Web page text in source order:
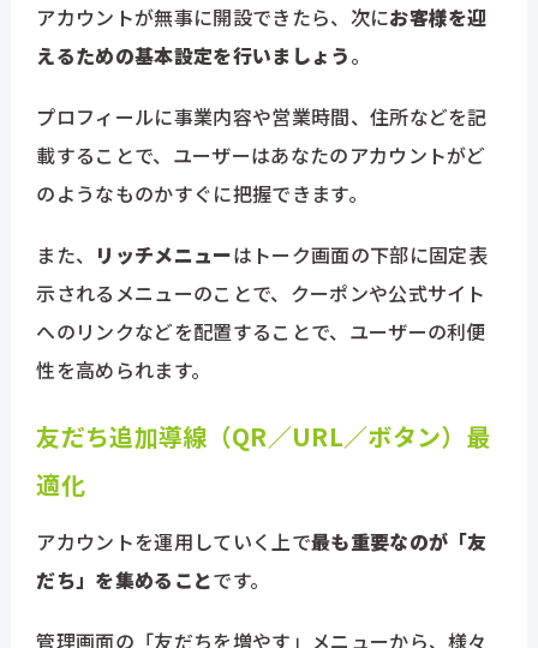
機能
導入事例
お役立ち資料
アカウントが無事に開設できたら、次にお客様を迎
えるための基本設定を行いましょう。
プロフィールに事業内容や営業時間、住所などを記
載することで、ユーザーはあなたのアカウントがど
のようなものかすぐに把握できます。
また、 リッチメニューはトーク画面の下部に固定表
示されるメニューのことで、クーポンや公式サイト
へのリンクなどを配置することで、ユーザーの利便
性を高められます。
友だち追加導線（QR／URL／ボタン）最
適化
アカウントを運用していく上で最も重要なのが「友
だち」を集めることです。
管理画面の「友だちを増やす」メニューから、様々